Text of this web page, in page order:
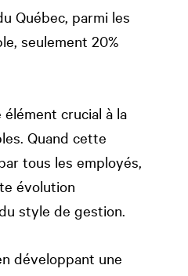
Québec, parmi les
seulement 20%
crucial à la
Quand cette
tous les employés,
évolution
style de gestion.
développant une